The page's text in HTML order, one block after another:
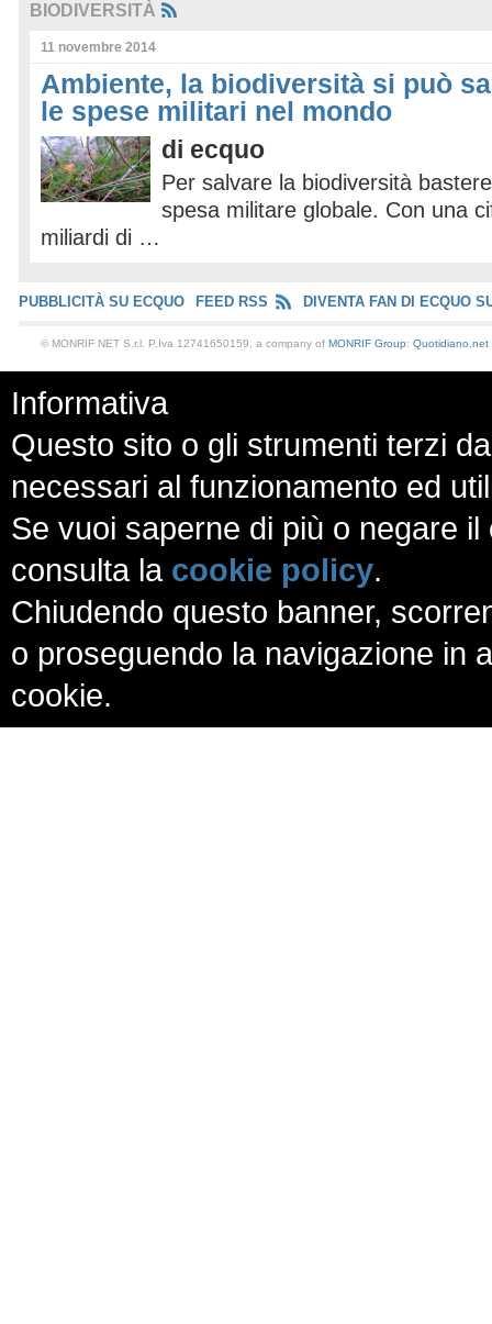
BIODIVERSITÀ
11 novembre 2014
Ambiente, la biodiversità si può
le spese militari nel mondo
di ecquo
Per salvare la biodiversità
spesa militare globale. Con una
miliardi di …
PUBBLICITÀ SU ECQUO FEED RSS DIVENTA FAN DI ECQUO
© MONRIF NET S.r.l. P.Iva 12741650159, a company of MONRIF Group: Quotidiano.net
Informativa
Questo sito o gli strumenti terzi
necessari al funzionamento ed
Se vuoi saperne di più o negare
consulta la cookie policy.
Chiudendo questo banner,
o proseguendo la navigazione in
cookie.